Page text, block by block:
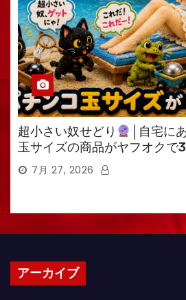
超小さい奴せどり
│自宅に
玉サイズの商品がヤフオクで
7月 27, 2026
アーカイブ